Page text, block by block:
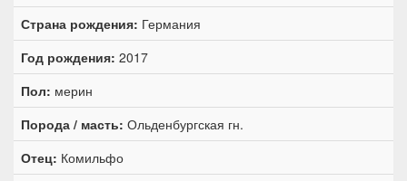
Страна рождения: Германия
Год рождения: 2017
Пол: мерин
Порода / масть: Ольденбургская гн.
Отец: Комильфо